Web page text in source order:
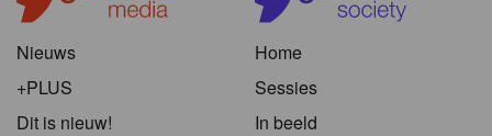
Nieuws
+PLUS
Dit is nieuw!
Home
Sessies
In beeld